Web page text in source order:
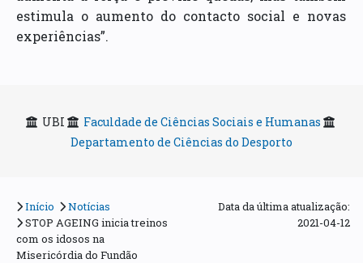
estimula o aumento do contacto social e novas
experiências”.
UBI
Faculdade de Ciências Sociais e Humanas
Departamento de Ciências do Desporto
Início
Notícias
STOP AGEING inicia treinos
com os idosos na
Misericórdia do Fundão
Data da última atualização:
2021-04-12